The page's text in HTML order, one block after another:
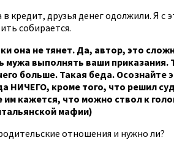
друзья денег одолжили. Я с
собирается.
она не тянет. Да, автор, это
выполнять ваши
больше. Такая беда.
НИЧЕГО, кроме того, что решил
кажется, что можно ствол к
мафии)
отношения и нужно ли?